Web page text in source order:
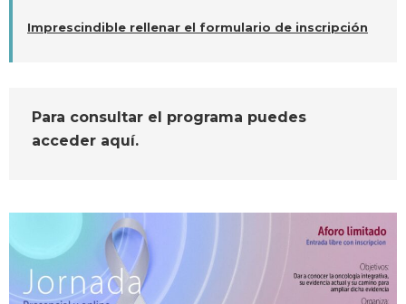
Imprescindible rellenar el formulario de inscripción
Para consultar el programa puedes
acceder aquí.